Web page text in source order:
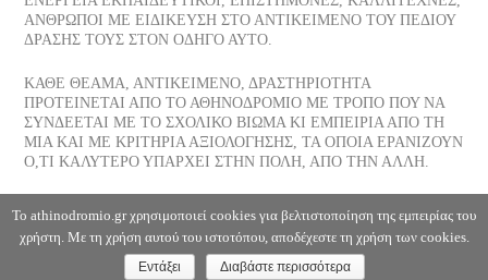
Το παγωτό, η λιχουδιά του Καλοκαιριού ποια είναι η διατροφική
του αξία
Αφυδάτωση
29/06/2026
Η Θάλασσα, Κλωντ Ντεμπυσσύ
28/06/2026
ΑΝΘΡΩΠΟΙ ΜΕ ΕΙΔΙΚΕΥΣΗ ΣΤΟ ΑΝΤΙΚΕΙΜΕΝΟ ΤΟΥ ΠΕΔΙΟΥ
ΔΡΑΣΗΣ ΤΟΥΣ ΣΤΟΝ ΟΔΗΓΟ ΑΥΤΟ.
ΚΑΘΕ ΘΕΑΜΑ, ΑΝΤΙΚΕΙΜΕΝΟ, ΔΡΑΣΤΗΡΙΟΤΗΤΑ
ΠΡΟΤΕΙΝΕΤΑΙ ΑΠΟ ΤΟ ΑΘΗΝΟΔΡΟΜΙΟ ΜΕ ΤΡΟΠΟ ΠΟΥ ΝΑ
ΣΥΝΔΕΕΤΑΙ ΜΕ ΤΟ ΣΧΟΛΙΚΟ ΒΙΩΜΑ ΚΙ ΕΜΠΕΙΡΙΑ ΑΠΟ ΤΗ
ΜΙΑ ΚΑΙ ΜΕ ΚΡΙΤΗΡΙΑ ΑΞΙΟΛΟΓΗΣΗΣ, ΤΑ ΟΠΟΙΑ ΕΡΑΝΙΖΟΥΝ
Ο,ΤΙ ΚΑΛΥΤΕΡΟ ΥΠΑΡΧΕΙ ΣΤΗΝ ΠΟΛΗ, ΑΠΟ ΤΗΝ ΑΛΛΗ.
Copyright ©2026. Αθηνοδρόμιο
Το athinodromio.gr χρησιμοποιεί cookies για βελτιστοποίηση της εμπειρίας του
χρήστη. Με τη χρήση αυτού του ιστοτόπου, αποδέχεστε τη χρήση των cookies.
Εντάξει Διαβάστε περισσότερα